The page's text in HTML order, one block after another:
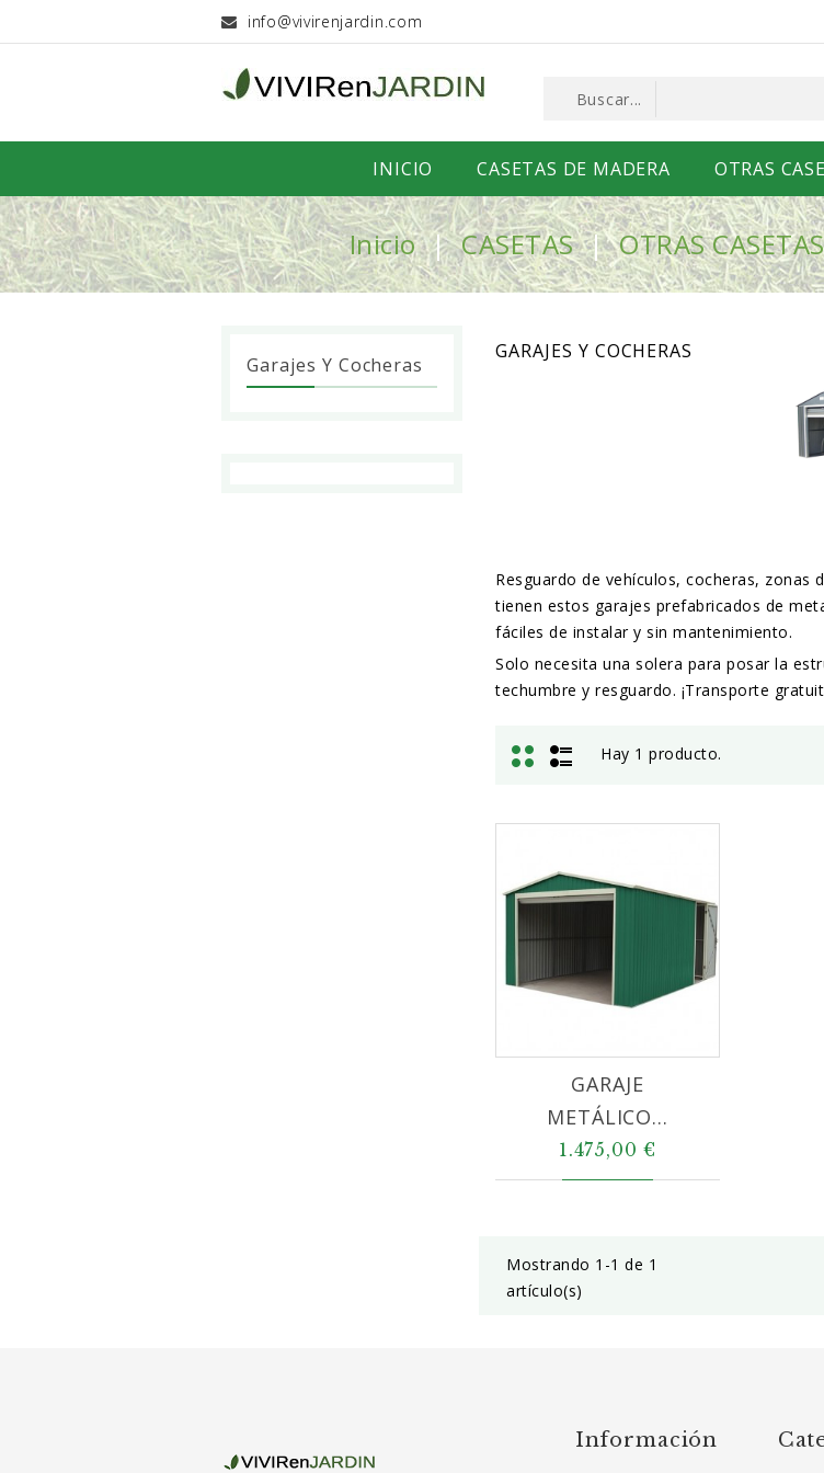
info@vivirenjardin.com
INICIO CASETAS DE MADERA OTRAS
Inicio CASETAS OTRAS CASETAS
Garajes Y Cocheras
GARAJES Y COCHERAS
Resguardo de vehículos, cocheras,
tienen estos garajes prefabricados de
fáciles de instalar y sin mantenimiento.
Solo necesita una solera para posar la
techumbre y resguardo. ¡Transporte
Hay 1 producto.
GARAJE
METÁLICO...
1.475,00 €
Mostrando 1-1 de 1
artículo(s)
Información